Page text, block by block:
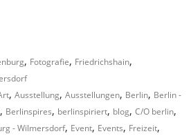
, Fotografie, Friedrichshain,
,Ausstellung,Ausstellungen, Berlin, Berlin -
, Berlinspires, berlinspiriert, blog,C/O berlin,
- Wilmersdorf, Event, Events, Freizeit,